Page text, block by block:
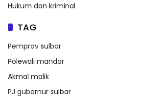
Hukum dan kriminal
TAG
Pemprov sulbar
Polewali mandar
Akmal malik
PJ gubernur sulbar